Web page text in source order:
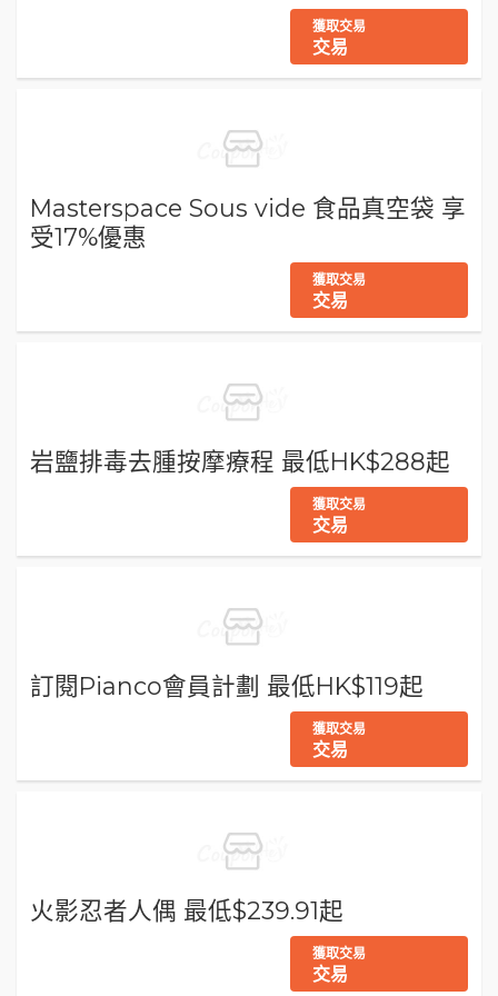
獲取交易
交易
Masterspace Sous vide 食品真空袋 享
受17%優惠
獲取交易
交易
岩鹽排毒去腫按摩療程 最低HK$288起
獲取交易
交易
訂閱Pianco會員計劃 最低HK$119起
獲取交易
交易
火影忍者人偶 最低$239.91起
獲取交易
交易